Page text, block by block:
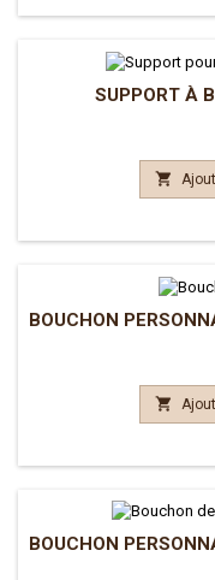
SUPPORT À

BOUCHON

BOUCHON